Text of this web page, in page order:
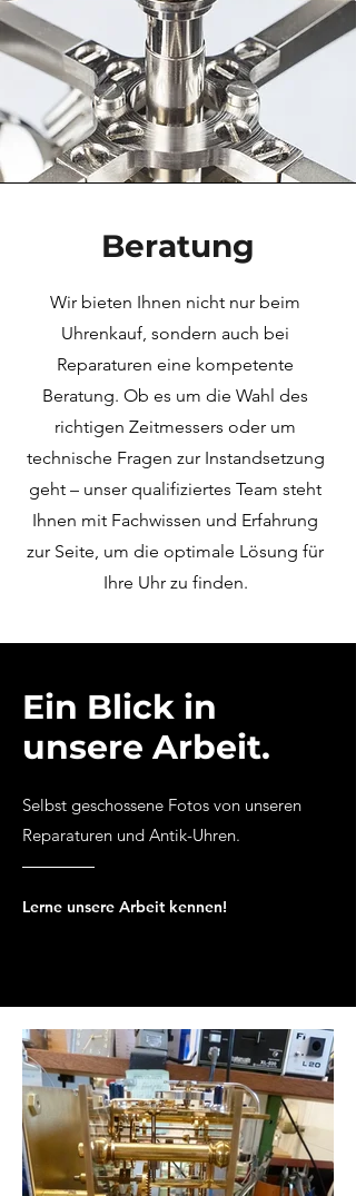
Beratung
Wir bieten Ihnen nicht nur beim
Uhrenkauf, sondern auch bei
Reparaturen eine kompetente
Beratung. Ob es um die Wahl des
richtigen Zeitmessers oder um
technische Fragen zur Instandsetzung
geht – unser qualifiziertes Team steht
Ihnen mit Fachwissen und Erfahrung
zur Seite, um die optimale Lösung für
Ihre Uhr zu finden.
Ein Blick in
unsere Arbeit.
Selbst geschossene Fotos von unseren
Reparaturen und Antik-Uhren.
Lerne unsere Arbeit kennen!